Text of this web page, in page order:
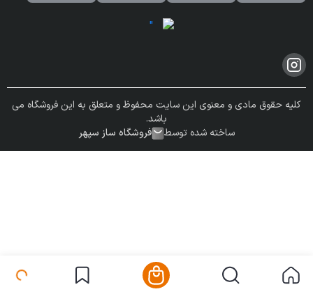
کلیه حقوق مادی و معنوی این سایت محفوظ و متعلق به این فروشگاه می
باشد.
ساخته شده توسط
فروشگاه ساز سپهر